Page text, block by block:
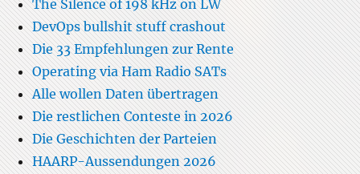
The Silence of 198 kHz on LW
DevOps bullshit stuff crashout
Die 33 Empfehlungen zur Rente
Operating via Ham Radio SATs
Alle wollen Daten übertragen
Die restlichen Conteste in 2026
Die Geschichten der Parteien
HAARP-Aussendungen 2026